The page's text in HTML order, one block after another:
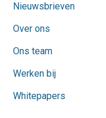
Nieuwsbrieven
Over ons
Ons team
Werken bij
Whitepapers